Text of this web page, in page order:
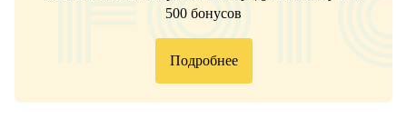
500 бонусов
Подробнее